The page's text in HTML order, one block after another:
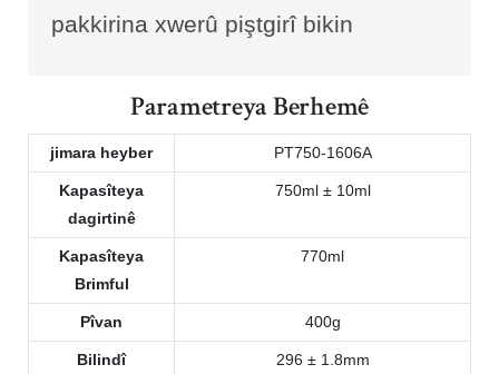
pakkirina xwerû piştgirî bikin
Parametreya Berhemê
jimara heyber PT750-1606A
Kapasîteya
dagirtinê
750ml ± 10ml
Kapasîteya
Brimful
770ml
Pîvan 400g
Bilindî 296 ± 1.8mm